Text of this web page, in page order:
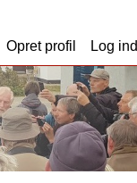
Opret profil Log ind